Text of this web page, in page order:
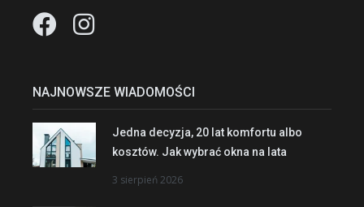
NAJNOWSZE WIADOMOŚCI
Jedna decyzja, 20 lat komfortu albo
kosztów. Jak wybrać okna na lata
3 sierpień 2026